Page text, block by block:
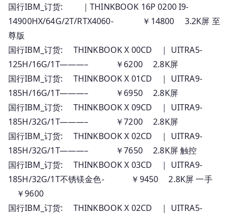
国行IBM_订货: ｜THINKBOOK 16P 0200 I9-
14900HX/64G/2T/RTX4060- ￥14800 3.2K屏 至
尊版
国行IBM_订货: THINKBOOK X 00CD ｜ UITRA5-
125H/16G/1T———– ￥6200 2.8K屏
国行IBM_订货: THINKBOOK X 01CD ｜ UITRA9-
185H/16G/1T———– ￥6950 2.8K屏
国行IBM_订货: THINKBOOK X 09CD ｜ UITRA9-
185H/32G/1T———– ￥7200 2.8K屏
国行IBM_订货: THINKBOOK X 02CD ｜ UITRA9-
185H/32G/1T———– ￥7650 2.8K屏 触控
国行IBM_订货: THINKBOOK X 03CD ｜ UITRA9-
185H/32G/1T不锈镁金色- ￥9450 2.8K屏 一手
￥9600
国行IBM_订货: THINKBOOK X 02CD ｜ UITRA5-